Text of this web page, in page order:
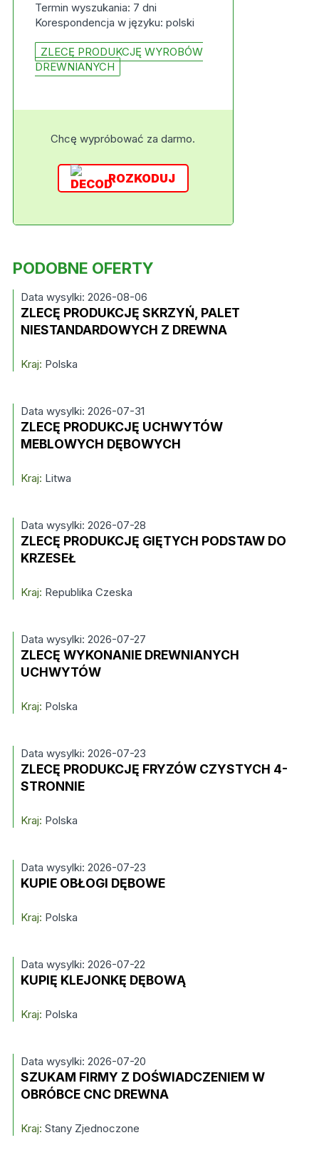
Termin wyszukania: 7 dni
Korespondencja w języku: polski
ZLECĘ PRODUKCJĘ WYROBÓW
DREWNIANYCH
Chcę wypróbować za darmo.
ROZKODUJ
PODOBNE OFERTY
Data wysylki: 2026-08-06
ZLECĘ PRODUKCJĘ SKRZYŃ, PALET
NIESTANDARDOWYCH Z DREWNA
Kraj: Polska
Data wysylki: 2026-07-31
ZLECĘ PRODUKCJĘ UCHWYTÓW
MEBLOWYCH DĘBOWYCH
Kraj: Litwa
Data wysylki: 2026-07-28
ZLECĘ PRODUKCJĘ GIĘTYCH PODSTAW DO
KRZESEŁ
Kraj: Republika Czeska
Data wysylki: 2026-07-27
ZLECĘ WYKONANIE DREWNIANYCH
UCHWYTÓW
Kraj: Polska
Data wysylki: 2026-07-23
ZLECĘ PRODUKCJĘ FRYZÓW CZYSTYCH 4-
STRONNIE
Kraj: Polska
Data wysylki: 2026-07-23
KUPIE OBŁOGI DĘBOWE
Kraj: Polska
Data wysylki: 2026-07-22
KUPIĘ KLEJONKĘ DĘBOWĄ
Kraj: Polska
Data wysylki: 2026-07-20
SZUKAM FIRMY Z DOŚWIADCZENIEM W
OBRÓBCE CNC DREWNA
Kraj: Stany Zjednoczone